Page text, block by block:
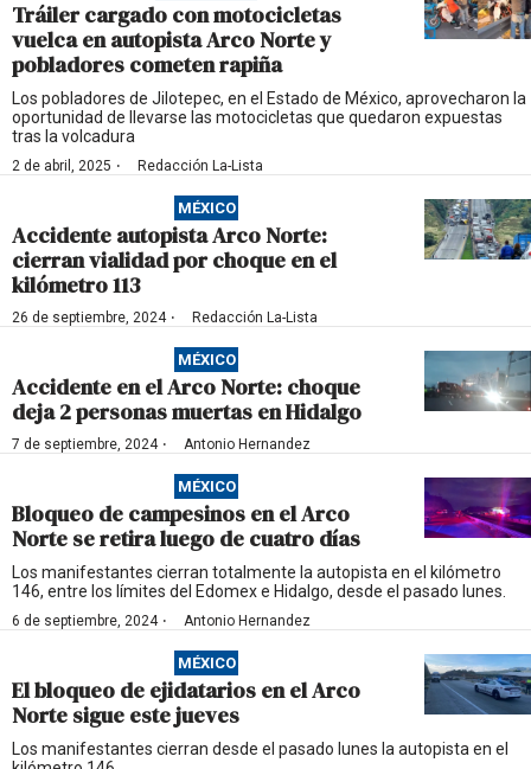
Tráiler cargado con motocicletas
vuelca en autopista Arco Norte y
pobladores cometen rapiña
Los pobladores de Jilotepec, en el Estado de México, aprovecharon la
oportunidad de llevarse las motocicletas que quedaron expuestas
tras la volcadura
2 de abril, 2025 · Redacción La-Lista
MÉXICO
Accidente autopista Arco Norte:
cierran vialidad por choque en el
kilómetro 113
26 de septiembre, 2024· Redacción La-Lista
MÉXICO
Accidente en el Arco Norte: choque
deja 2 personas muertas en Hidalgo
7 de septiembre, 2024· Antonio Hernandez
MÉXICO
Bloqueo de campesinos en el Arco
Norte se retira luego de cuatro días
Los manifestantes cierran totalmente la autopista en el kilómetro
146, entre los límites del Edomex e Hidalgo, desde el pasado lunes.
6 de septiembre, 2024· Antonio Hernandez
MÉXICO
El bloqueo de ejidatarios en el Arco
Norte sigue este jueves
Los manifestantes cierran desde el pasado lunes la autopista en el